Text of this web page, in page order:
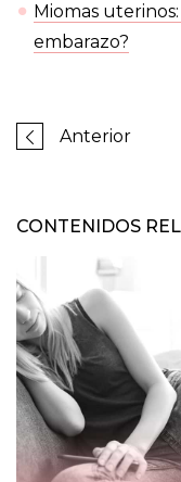
Miomas
embarazo?
Anterior
CONTENIDOS